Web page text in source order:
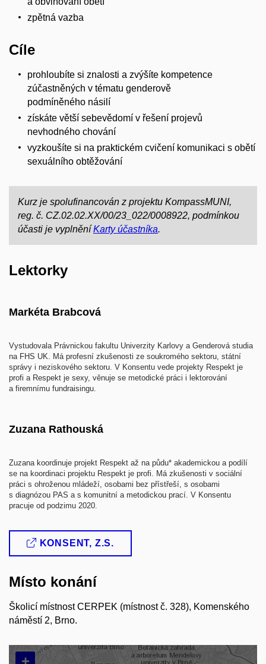
zpětná vazba
Cíle
prohloubíte si znalosti a zvýšíte kompetence
zúčastněných v tématu genderově
podmíněného násilí
získáte větší sebevědomí v řešení projevů
nevhodného chování
vyzkoušíte si na praktickém cvičení komunikaci s obětí
sexuálního obtěžování
Kurz je spolufinancován z projektu KompassMUNI,
reg. č. CZ.02.02.XX/00/23_022/0008922, podmínkou
účasti je vyplněníKarty účastníka.
Lektorky
Markéta Brabcová
Vystudovala Právnickou fakultu Univerzity Karlovy a Genderová studia
na FHS UK. Má profesní zkušenosti ze soukromého sektoru, státní
správy i neziskového sektoru. V Konsentu vede projekty Respekt je
profi a Respekt je sexy, věnuje se metodické práci i lektorování
a firemnímu fundraisingu.
Zuzana Rathouská
Zuzana koordinuje projekt Respekt až na půdu* akademickou a podílí
se na koordinaci projektu Respekt je profi. Má zkušenosti v sociální
práci s ohroženou mládeží, osobami bez přístřeší, s osobami
s diagnózou PAS a s komunitní a metodickou prací. V Konsentu
pracuje od podzimu 2020.
KONSENT, Z.S.
Místo konání
Školicí místnost CERPEK (místnost č. 328), Komenského
náměstí 2, Brno.